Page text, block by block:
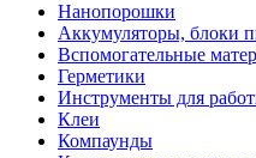
Нанопорошки
Аккумуляторы, блоки
Вспомогательные
Герметики
Инструменты для
Клеи
Компаунды